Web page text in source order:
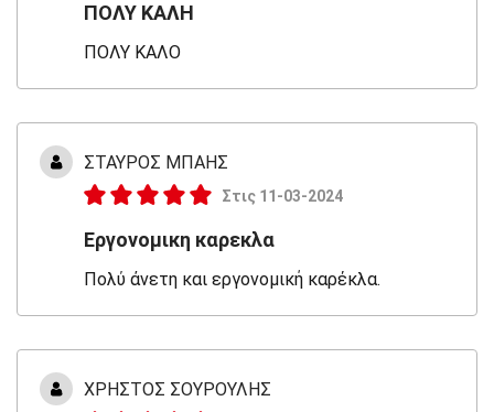
ΠΟΛΥ ΚΑΛΗ
ΠΟΛΥ ΚΑΛΟ
ΣΤΑΥΡΟΣ ΜΠΑΗΣ
Στις 11-03-2024
Εργονομικη καρεκλα
Πολύ άνετη και εργονομική καρέκλα.
ΧΡΗΣΤΟΣ ΣΟΥΡΟΥΛΗΣ